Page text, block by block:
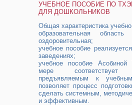
УЧЕБНОЕ ПОСОБИЕ ПО
ДЛЯ ДОШКОЛЬНИКОВ
Общая характеристика
образовательная
оздоровительная;
учебное пособие
заведениях;
учебное пособие
мере соответствует
предъявляемым к
позволяет процесс
сделать системным,
и эффективным.